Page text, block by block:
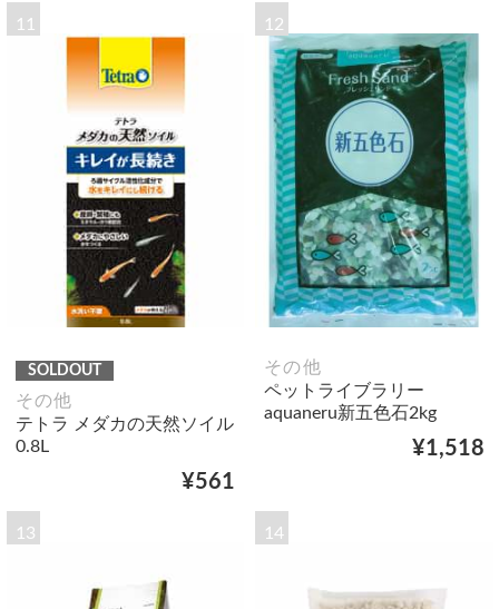
11
SOLDOUT
その他
テトラ メダカの天然ソイル
0.8L
¥561
12
その他
ペットライブラリー
aquaneru新五色石2kg
¥1,518
13 14